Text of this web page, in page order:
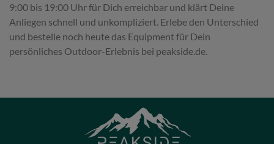
9:00 bis 19:00 Uhr für Dich erreichbar und klärt Deine
Anliegen schnell und unkompliziert. Erlebe den Unterschied
und bestelle noch heute das Equipment für Dein
persönliches Outdoor-Erlebnis bei peakside.de.